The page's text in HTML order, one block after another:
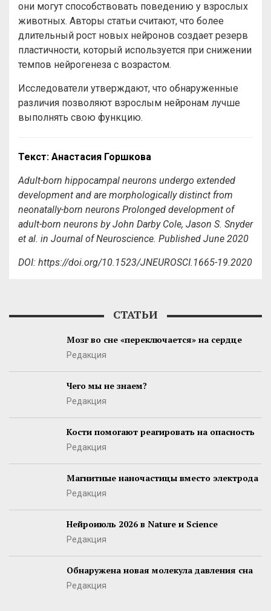
они могут способствовать поведению у взрослых
животных. Авторы статьи считают, что более
длительный рост новых нейронов создает резерв
пластичности, который используется при снижении
темпов нейрогенеза с возрастом.
Исследователи утверждают, что обнаруженные
различия позволяют взрослым нейронам лучше
выполнять свою функцию.
Текст: Анастасия Горшкова
Adult-born hippocampal neurons undergo extended
development and are morphologically distinct from
neonatally-born neurons Prolonged development of
adult-born neurons byJohn Darby Cole, Jason S. Snyder
et al. in Journal of Neuroscience. Published June 2020
DOI: https://doi.org/10.1523/JNEUROSCI.1665-19.2020
СТАТЬИ
Мозг во сне «переключается» на сердце
Редакция
Чего мы не знаем?
Редакция
Кости помогают реагировать на опасность
Редакция
Магнитные наночастицы вместо электрода
Редакция
Нейроиюль 2026 в Nature и Science
Редакция
Обнаружена новая молекула давления сна
Редакция